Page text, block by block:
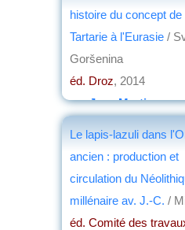
histoire du concept de
Tartarie à l'Eurasie /
Goršenina
éd. Droz, 2014
parJean Martin
Le lapis-lazuli dans
ancien : production et
circulation du
millénaire av. J.-C. /
éd. Comité des